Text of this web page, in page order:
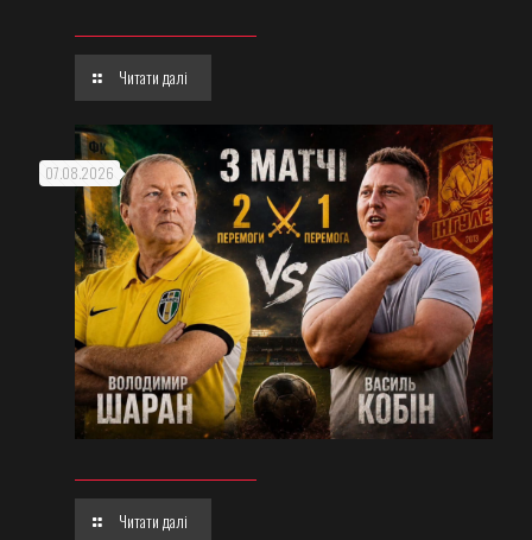
Читати далі
07.08.2026
Читати далі